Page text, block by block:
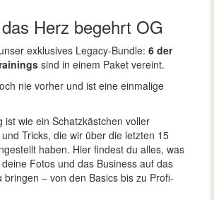
Herz begehrt OG
exklusives Legacy-Bundle: 6 der
sind in einem Paket vereint.
nie vorher und ist eine einmalige
ist wie ein Schatzkästchen voller
Tricks, die wir über die letzten 15
haben. Hier findest du alles, was
Fotos und das Business auf das
bringen – von den Basics bis zu Profi-